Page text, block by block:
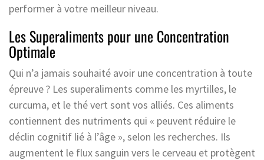
performer à votre meilleur niveau.
Les Superaliments pour une Concentration
Optimale
Qui n’a jamais souhaité avoir une concentration à toute
épreuve ? Les superaliments comme les myrtilles, le
curcuma, et le thé vert sont vos alliés. Ces aliments
contiennent des nutriments qui « peuvent réduire le
déclin cognitif lié à l’âge », selon les recherches. Ils
augmentent le flux sanguin vers le cerveau et protègent